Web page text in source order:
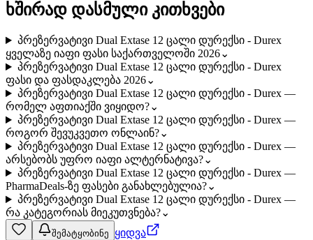
ხშირად დასმული კითხვები
პრეზერვატივი Dual Extase 12 ცალი დურექსი - Durex
ყველაზე იაფი ფასი საქართველოში 2026⌄
პრეზერვატივი Dual Extase 12 ცალი დურექსი - Durex
ფასი და ფასდაკლება 2026⌄
პრეზერვატივი Dual Extase 12 ცალი დურექსი - Durex —
რომელ აფთიაქში ვიყიდო?⌄
პრეზერვატივი Dual Extase 12 ცალი დურექსი - Durex —
როგორ შევუკვეთო ონლაინ?⌄
პრეზერვატივი Dual Extase 12 ცალი დურექსი - Durex —
არსებობს უფრო იაფი ალტერნატივა?⌄
პრეზერვატივი Dual Extase 12 ცალი დურექსი - Durex —
PharmaDeals-ზე ფასები განახლებულია?⌄
პრეზერვატივი Dual Extase 12 ცალი დურექსი - Durex —
რა კატეგორიას მიეკუთვნება?⌄
შემატყობინე ყიდვა